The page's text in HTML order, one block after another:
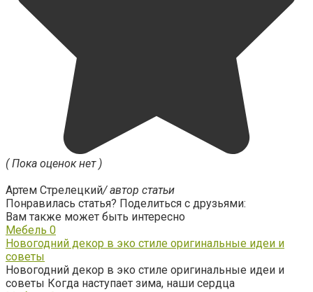
( Пока оценок нет )
Артем Стрелецкий/ автор статьи
Понравилась статья? Поделиться с друзьями:
Вам также может быть интересно
Мебель 0
Новогодний декор в эко стиле оригинальные идеи и
советы
Новогодний декор в эко стиле оригинальные идеи и
советы Когда наступает зима, наши сердца